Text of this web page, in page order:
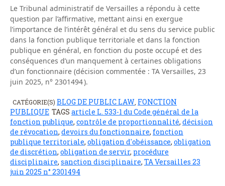
Le Tribunal administratif de Versailles a répondu à cette
question par l’affirmative, mettant ainsi en exergue
l’importance de l’intérêt général et du sens du service public
dans la fonction publique territoriale et dans la fonction
publique en général, en fonction du poste occupé et des
conséquences d’un manquement à certaines obligations
d’un fonctionnaire (décision commentée : TA Versailles, 23
juin 2025, n° 2301494 ).
CATÉGORIE(S) BLOG DE PUBLIC LAW FONCTION
PUBLIQUE TAGS article L. 533-1 du Code général de la
fonction publique, contrôle de proportionnalité, décision
de révocation, devoirs du fonctionnaire, fonction
publique territoriale, obligation d'obéissance, obligation
de discrétion, obligation de servir, procédure
disciplinaire, sanction disciplinaire, TA Versailles 23
juin 2025 n° 2301494